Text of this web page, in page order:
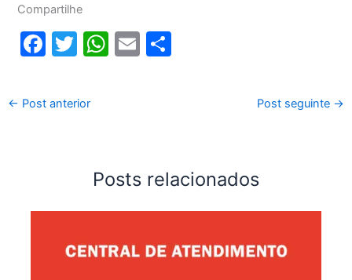
Compartilhe
F
c
e
k
T
itt
er
W
p
p
E
← Post anterior Post seguinte →
Posts relacionados